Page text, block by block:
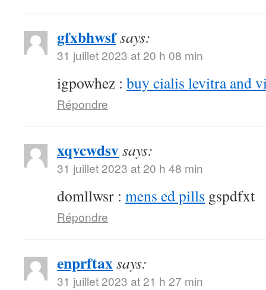
gfxbhwsfsays:
31 juillet 2023 at 20 h 08 min
igpowhez : buy cialis levitra and
Répondre
xqvcwdsvsays:
31 juillet 2023 at 20 h 48 min
domllwsr : mens ed pills gspdfxt
Répondre
enprftaxsays:
31 juillet 2023 at 21 h 27 min